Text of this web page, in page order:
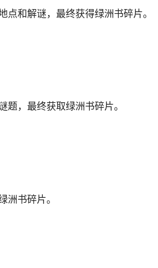
和解谜，最终获得绿洲书碎片。
，最终获取绿洲书碎片。
书碎片。